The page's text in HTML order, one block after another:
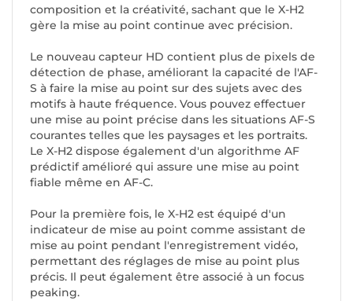
composition et la créativité, sachant que le X-H2
gère la mise au point continue avec précision.
Le nouveau capteur HD contient plus de pixels de
détection de phase, améliorant la capacité de l'AF-
S à faire la mise au point sur des sujets avec des
motifs à haute fréquence. Vous pouvez effectuer
une mise au point précise dans les situations AF-S
courantes telles que les paysages et les portraits.
Le X-H2 dispose également d'un algorithme AF
prédictif amélioré qui assure une mise au point
fiable même en AF-C.
Pour la première fois, le X-H2 est équipé d'un
indicateur de mise au point comme assistant de
mise au point pendant l'enregistrement vidéo,
permettant des réglages de mise au point plus
précis. Il peut également être associé à un focus
peaking.